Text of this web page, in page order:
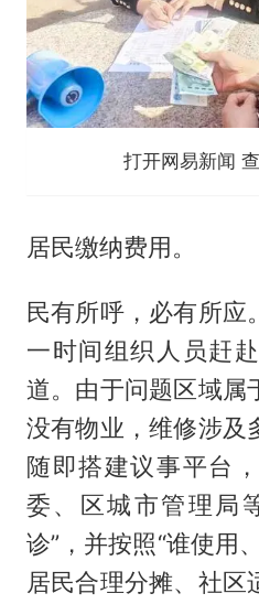
打开网易新闻
居民缴纳费用。
民有所呼，必有所应
一时间组织人员赶
道。由于问题区域属
没有物业，维修涉及
随即搭建议事平台
委、区城市管理局
诊”，并按照“谁使用
居民合理分摊、社区